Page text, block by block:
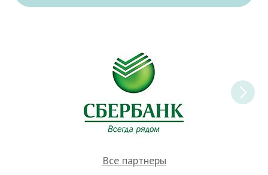
Все партнеры